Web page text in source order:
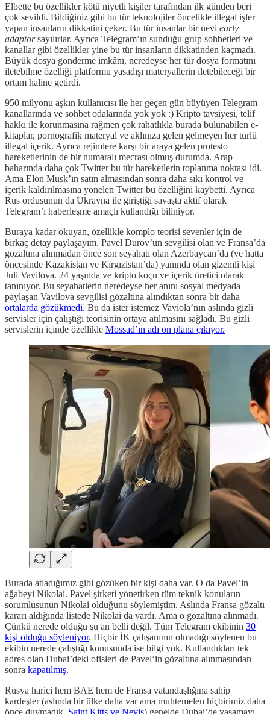
Elbette bu özellikler kötü niyetli kişiler tarafından ilk günden beri
çok sevildi. Bildiğiniz gibi bu tür teknolojiler öncelikle illegal işler
yapan insanların dikkatini çeker. Bu tür insanlar bir nevi early
adaptorsayılırlar. Ayrıca Telegram’ın sunduğu grup sohbetleri ve
kanallar gibi özellikler yine bu tür insanların dikkatinden kaçmadı.
Büyük dosya gönderme imkânı, neredeyse her tür dosya formatını
iletebilme özelliği platformu yasadışı materyallerin iletebileceği bir
ortam haline getirdi.
950 milyonu aşkın kullanıcısı ile her geçen gün büyüyen Telegram
kanallarında ve sohbet odalarında yok yok :) Kripto tavsiyesi, telif
hakkı ile korunmasına rağmen çok rahatlıkla burada bulunabilen e-
kitaplar, pornografik materyal ve aklınıza gelen gelmeyen her türlü
illegal içerik. Ayrıca rejimlere karşı bir araya gelen protesto
hareketlerinin de bir numaralı mecrası olmuş durumda. Arap
baharında daha çok Twitter bu tür hareketlerin toplanma noktası idi.
Ama Elon Musk’ın satın almasından sonra daha sıkı kontrol ve
içerik kaldırılmasına yönelen Twitter bu özelliğini kaybetti. Ayrıca
Rus ordusunun da Ukrayna ile giriştiği savaşta aktif olarak
Telegram’ı haberleşme amaçlı kullandığı biliniyor.
Buraya kadar okuyan, özellikle komplo teorisi sevenler için de
birkaç detay paylaşayım. Pavel Durov’un sevgilisi olan ve Fransa’da
gözaltına alınmadan önce son seyahati olan Azerbaycan’da (ve hatta
öncesinde Kazakistan ve Kırgızistan’da) yanında olan gizemli kişi
Juli Vavilova. 24 yaşında ve kripto koçu ve içerik üretici olarak
tanınıyor. Bu seyahatlerin neredeyse her anını sosyal medyada
paylaşan Vavilova sevgilisi gözaltına alındıktan sonra bir daha
ortalarda gözükmedi. Bu da ister istemez Vaviola’nın aslında gizli
servisler için çalıştığı teorisinin ortaya atılmasını sağladı. Bu gizli
servislerin içinde özellikle Mossad’ın adı ön plana çıkıyor.
Burada atladığımız gibi gözüken bir kişi daha var. O da Pavel’in
ağabeyi Nikolai. Pavel şirketi yönetirken tüm teknik konuların
sorumlusunun Nikolai olduğunu söylemiştim. Aslında Fransa gözaltı
kararı aldığında listede Nikolai da vardı. Ama o gözaltına alınmadı.
Çünkü nerede olduğu şu an belli değil. Tüm Telegram ekibinin 30
kişi olduğu söyleniyor. Hiçbir İK çalışanının olmadığı söylenen bu
ekibin nerede çalıştığı konusunda ise bilgi yok. Kullandıkları tek
adres olan Dubai’deki ofisleri de Pavel’in gözaltına alınmasından
sonra kapatılmış.
Rusya harici hem BAE hem de Fransa vatandaşlığına sahip
kardeşler (aslında bir ülke daha var ama muhtemelen hiçbirimiz daha
önce duymadık. Saint Kitts ve Nevis) genelde Dubai’de yaşamayı